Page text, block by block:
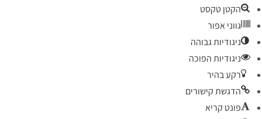
הקטן טקסט
גווני אפור
ניגודיות גבוהה
ניגודיות הפוכה
רקע בהיר
הדגשת קישורים
פונט קריא